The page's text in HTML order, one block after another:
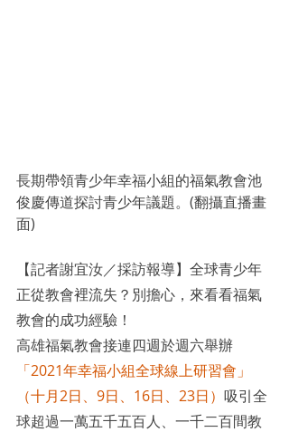
長期帶領青少年幸福小組的福氣教會池
俊慶傳道探討青少年議題。(翻攝直播畫
面)
【記者謝宜汝／採訪報導】全球青少年
正從教會裡流失？別擔心，來看看福氣
教會的成功經驗！
高雄福氣教會接連四週於週六舉辦
「2021年幸福小組全球線上研習會」
（十月2日、9日、16日、23日） 吸引全
球超過一萬五千五百人、一千二百間教